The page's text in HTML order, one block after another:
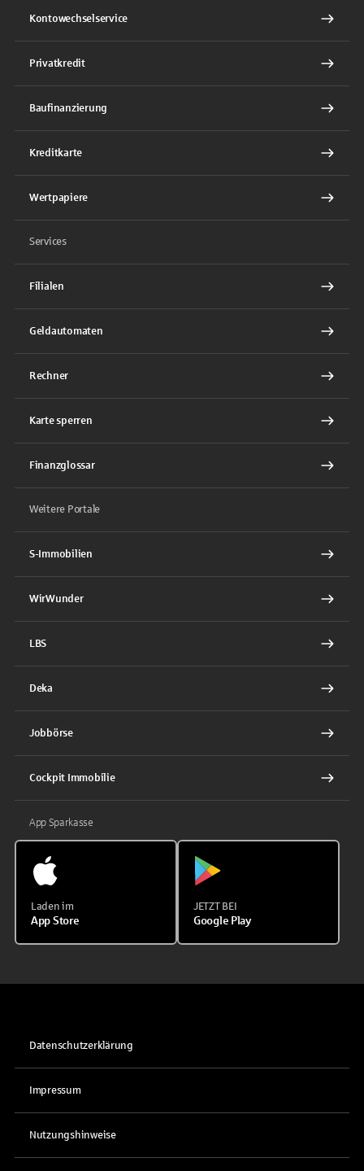
Kontowechselservice
Privatkredit
Baufinanzierung
Kreditkarte
Wertpapiere
Services
Filialen
Geldautomaten
Rechner
Karte sperren
Finanzglossar
Weitere Portale
S-Immobilien
WirWunder
LBS
Deka
Jobbörse
Cockpit Immobilie
App Sparkasse
Laden im
App Store
JETZT BEI
Google Play
Datenschutzerklärung
Impressum
Nutzungshinweise